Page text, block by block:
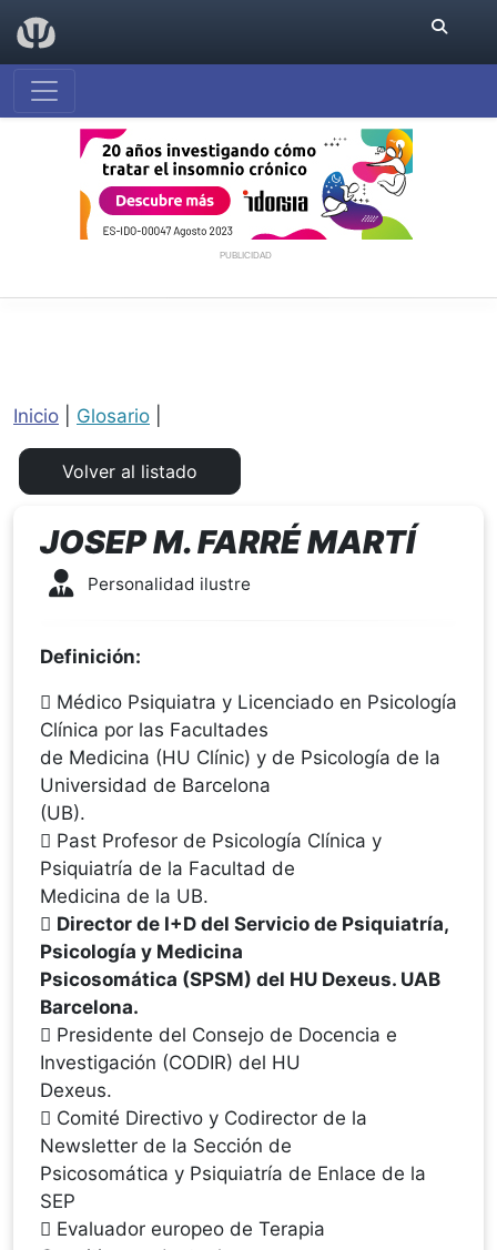
PUBLICIDAD
Inicio Glosario
JOSEP M. FARRÉ MARTÍ
Personalidad ilustre
Definición:
 Médico Psiquiatra y Licenciado en Psicología
Clínica por las Facultades
de Medicina (HU Clínic) y de Psicología de la
Universidad de Barcelona
(UB).
 Past Profesor de Psicología Clínica y
Psiquiatría de la Facultad de
Medicina de la UB.
 Director de I+D del Servicio de Psiquiatría,
Psicología y Medicina
Psicosomática (SPSM) del HU Dexeus. UAB
Barcelona.
 Presidente del Consejo de Docencia e
Investigación (CODIR) del HU
Dexeus.
 Comité Directivo y Codirector de la
Newsletter de la Sección de
Psicosomática y Psiquiatría de Enlace de la
SEP
 Evaluador europeo de Terapia